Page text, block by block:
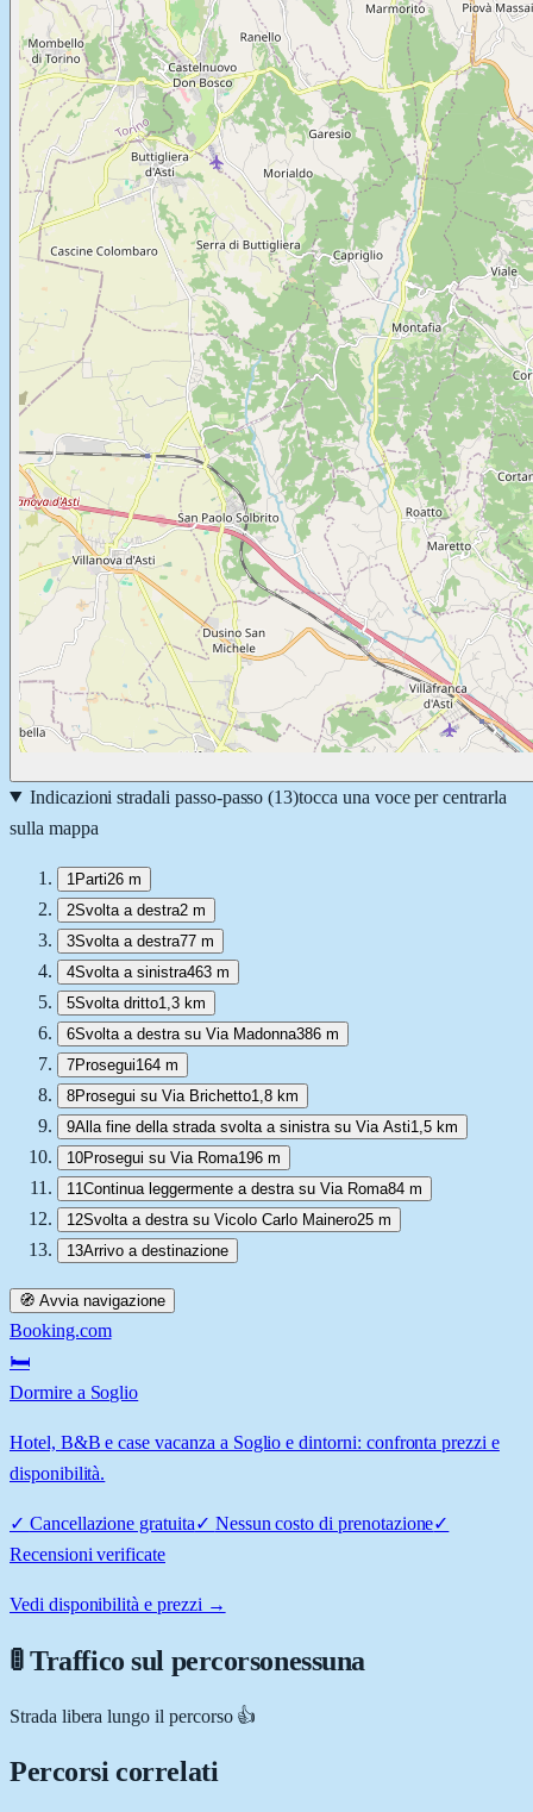
Indicazioni stradali passo-passo (13)tocca una voce per centrarla
sulla mappa
1 Parti26 m
2Svolta a destra2 m
3Svolta a destra77 m
4Svolta a sinistra463 m
5Svolta dritto1,3 km
6Svolta a destra su Via Madonna386 m
7Prosegui164 m
8Prosegui su Via Brichetto1,8 km
9Alla fine della strada svolta a sinistra su Via Asti1,5 km
10Prosegui su Via Roma196 m
11Continua leggermente a destra su Via Roma84 m
12Svolta a destra su Vicolo Carlo Mainero25 m
13Arrivo a destinazione
🧭 Avvia navigazione
Booking.com
🛏️
Dormire a Soglio
Hotel, B&B e case vacanza a Soglio e dintorni: confronta prezzi e
disponibilità.
✓ Cancellazione gratuita✓ Nessun costo di prenotazione✓
Recensioni verificate
Vedi disponibilità e prezzi →
🚦 Traffico sul percorsonessuna
Strada libera lungo il percorso 👍
Percorsi correlati